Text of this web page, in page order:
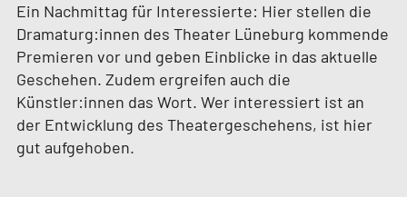
Ein Nachmittag für Interessierte: Hier stellen die
Dramaturg:innen des Theater Lüneburg kommende
Premieren vor und geben Einblicke in das aktuelle
Geschehen. Zudem ergreifen auch die
Künstler:innen das Wort. Wer interessiert ist an
der Entwicklung des Theatergeschehens, ist hier
gut aufgehoben.